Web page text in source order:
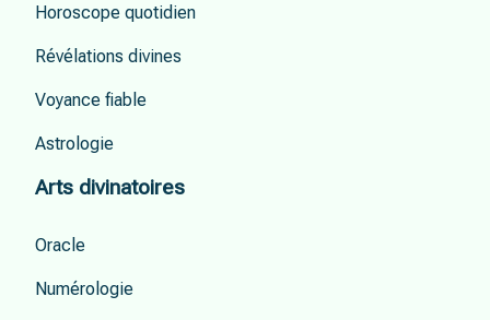
Horoscope quotidien
Révélations divines
Voyance fiable
Astrologie
Arts divinatoires
Oracle
Numérologie